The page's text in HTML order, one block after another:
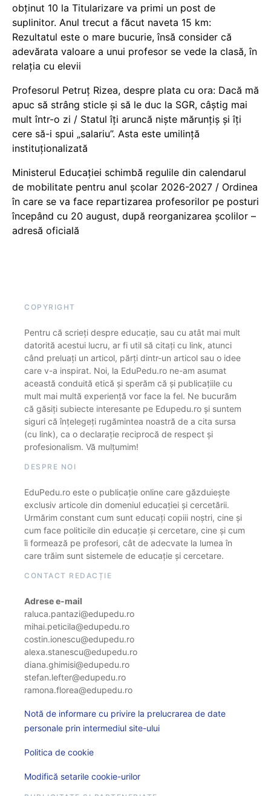
obținut 10 la Titularizare va primi un post de
suplinitor. Anul trecut a făcut naveta 15 km:
Rezultatul este o mare bucurie, însă consider că
adevărata valoare a unui profesor se vede la clasă, în
relația cu elevii
Profesorul Petruț Rizea, despre plata cu ora: Dacă mă
apuc să strâng sticle și să le duc la SGR, câștig mai
mult într-o zi / Statul îți aruncă niște mărunțiș și îți
cere să-i spui „salariu”. Asta este umilință
instituționalizată
Ministerul Educației schimbă regulile din calendarul
de mobilitate pentru anul școlar 2026-2027 / Ordinea
în care se va face repartizarea profesorilor pe posturi
începând cu 20 august, după reorganizarea școlilor –
adresă oficială
COPYRIGHT
Pentru că scrieți despre educație, sau cu atât mai mult
datorită acestui lucru, ar fi util să citați cu link, atunci
când preluați un articol, părți dintr-un articol sau o idee
care v-a inspirat. Noi, la EduPedu.ro ne-am asumat
această conduită etică și sperăm că și publicațiile cu
mult mai multă experiență vor face la fel. Ne bucurăm
că găsiți subiecte interesante pe Edupedu.ro și suntem
siguri că înțelegeți rugămintea noastră de a cita sursa
(cu link), ca o declarație reciprocă de respect și
profesionalism. Vă mulțumim!
DESPRE NOI
EduPedu.ro este o publicație online care găzduiește
exclusiv articole din domeniul educației și cercetării.
Urmărim constant cum sunt educați copiii noștri, cine și
cum face politicile din educație și cercetare, cine și cum
îi formează pe profesori, cât de adecvate la lumea în
care trăim sunt sistemele de educație și cercetare.
CONTACT REDACȚIE
Adrese e-mail
raluca.pantazi@edupedu.ro
mihai.peticila@edupedu.ro
costin.ionescu@edupedu.ro
alexa.stanescu@edupedu.ro
diana.ghimisi@edupedu.ro
stefan.lefter@edupedu.ro
ramona.florea@edupedu.ro
Notă de informare cu privire la prelucrarea de date
personale prin intermediul site-ului
Politica de cookie
Modifică setarile cookie-urilor